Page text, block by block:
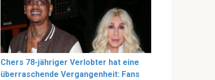
Chers 78-jähriger Verlobter hat eine
überraschende Vergangenheit: Fans